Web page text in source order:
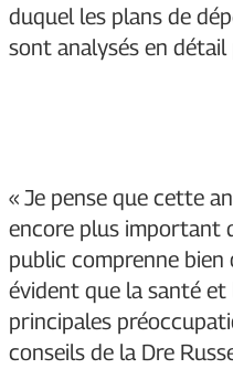
duquel les plans de
sont analysés en détail
« Je pense que cette
encore plus important
public comprenne bien
évident que la santé
principales
conseils de la Dre